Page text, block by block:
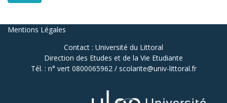
Mentions Légales
Contact : Université du Littoral
Direction des Etudes et de la Vie Etudiante
Tél. : n° vert 0800065962 / scolarite@univ-littoral.fr